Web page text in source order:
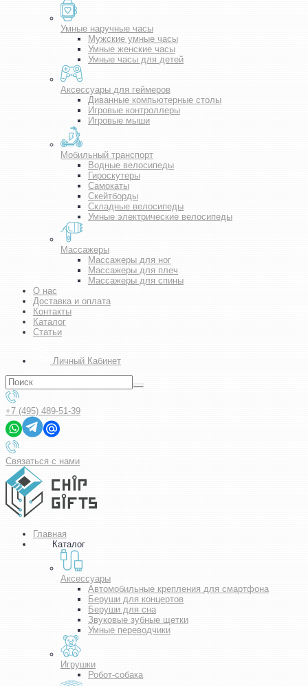
Умные наручные часы
Мужские умные часы
Умные женские часы
Умные часы для детей
Аксессуары для геймеров
Диванные компьютерные столы
Игровые контроллеры
Игровые мыши
Мобильный транспорт
Водные велосипеды
Гироскутеры
Самокаты
Скейтборды
Складные велосипеды
Умные электрические велосипеды
Массажеры
Массажеры для ног
Массажеры для плеч
Массажеры для спины
О нас
Доставка и оплата
Контакты
Каталог
Статьи
Личный Кабинет
+7 (495) 489-51-39
Связаться с нами
Главная
Каталог
Аксессуары
Автомобильные крепления для смартфона
Беруши для концертов
Беруши для сна
Звуковые зубные щетки
Умные переводчики
Игрушки
Робот-собака